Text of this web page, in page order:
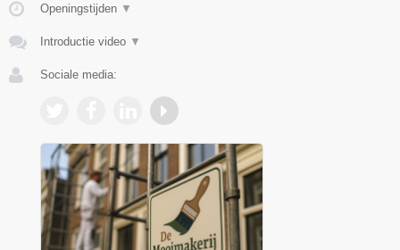
Openingstijden ▼
Introductie video ▼
Sociale media: